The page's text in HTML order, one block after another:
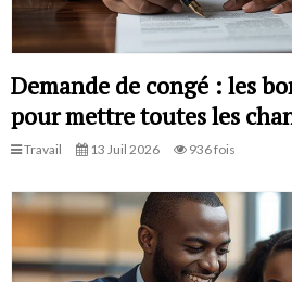
Demande de congé : les
pour mettre toutes les
Travail 13 Juil 2026 936 fois